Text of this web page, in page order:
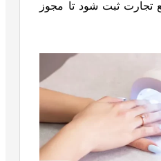
تجارت ثبت شود تا مجوز